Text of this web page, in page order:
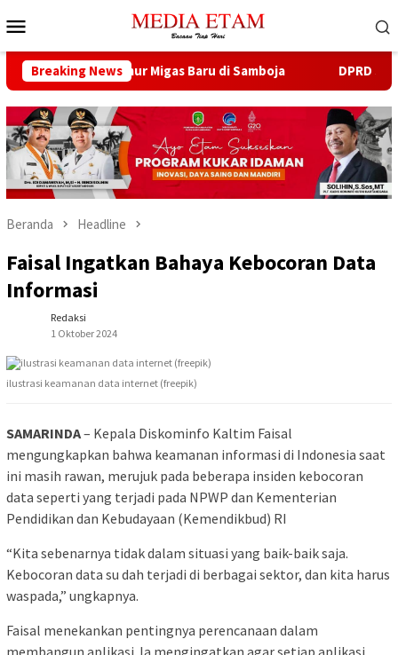
ke
Mobile
Breaking News
13 Sumur Migas Baru di Samboja DPRD
Beranda Headline
Faisal Ingatkan Bahaya Kebocoran Data
Informasi
Redaksi
1 Oktober 2024
ilustrasi keamanan data internet (freepik)
SAMARINDA– Kepala Diskominfo Kaltim Faisal
mengungkapkan bahwa keamanan informasi di Indonesia saat
ini masih rawan, merujuk pada beberapa insiden kebocoran
data seperti yang terjadi pada NPWP dan Kementerian
Pendidikan dan Kebudayaan (Kemendikbud) RI
“Kita sebenarnya tidak dalam situasi yang baik-baik saja.
Kebocoran data su dah terjadi di berbagai sektor, dan kita harus
waspada,” ungkapnya.
Faisal menekankan pentingnya perencanaan dalam
membangun aplikasi. Ia mengingatkan agar setiap aplikasi